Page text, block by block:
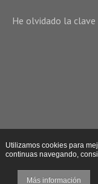
He olvidado la clave
Utilizamos cookies para
continuas navegando,
Más información